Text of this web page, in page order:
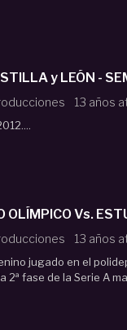
13 años
13 años
jugado en el
fase de la Serie A